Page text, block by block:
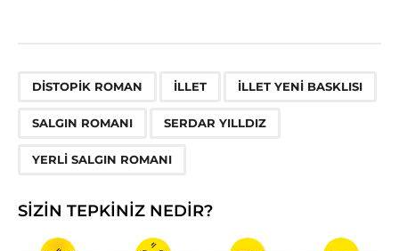
DISTOPIK ROMAN ILLET ILLET YENI BASKLISI
SALGIN ROMANI SERDAR YILLDIZ
YERLI SALGIN ROMANI
SIZIN TEPKINIZ NEDIR?